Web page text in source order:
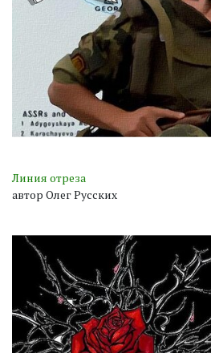
Линия отреза
автор Олег Русских